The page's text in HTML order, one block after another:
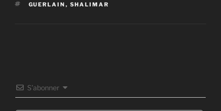
ÉTIQUETTES
GUERLAIN , SHALIMAR
S’abonner